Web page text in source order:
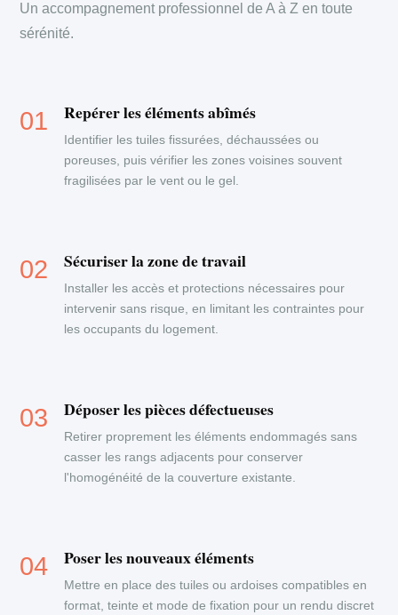
Un accompagnement professionnel de A à Z en toute
sérénité.
Repérer les éléments abîmés
Identifier les tuiles fissurées, déchaussées ou
poreuses, puis vérifier les zones voisines souvent
fragilisées par le vent ou le gel.
Sécuriser la zone de travail
Installer les accès et protections nécessaires pour
intervenir sans risque, en limitant les contraintes pour
les occupants du logement.
Déposer les pièces défectueuses
Retirer proprement les éléments endommagés sans
casser les rangs adjacents pour conserver
l'homogénéité de la couverture existante.
Poser les nouveaux éléments
Mettre en place des tuiles ou ardoises compatibles en
format, teinte et mode de fixation pour un rendu discret